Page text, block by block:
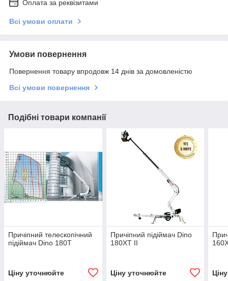
Оплата за реквізитами
Всі умови оплати
Умови повернення
Повернення товару впродовж 14 днів за домовленістю
Всі умови повернення
Подібні товари компанії
Причіпний телескопічний
підіймач Dino 180T
Ціну уточнюйте
Причіпний підіймач Dino
180XT II
Ціну уточнюйте